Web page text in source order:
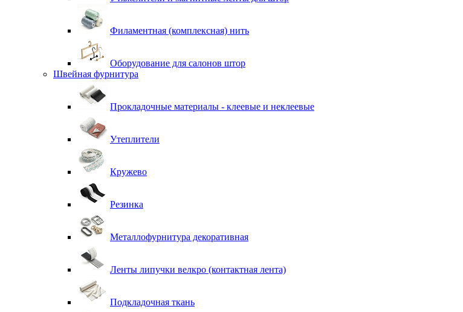
Филаментная (комплексная) нить
Оборудование для салонов штор
Швейная фурнитура
Прокладочные материалы - клеевые и неклеевые
Утеплители
Кружево
Резинка
Металлофурнитура декоративная
Ленты липучки велкро (контактная лента)
Подкладочная ткань